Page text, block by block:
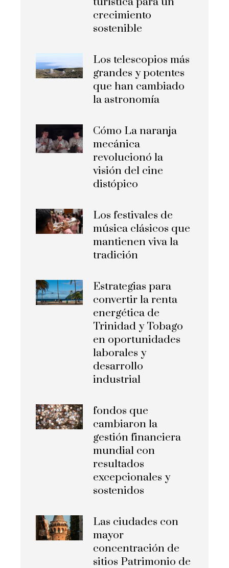
crecimiento
sostenible
Los telescopios más
grandes y potentes
que han cambiado
la astronomía
Cómo La naranja
mecánica
revolucionó la
visión del cine
distópico
Los festivales de
música clásicos que
mantienen viva la
tradición
Estrategias para
convertir la renta
energética de
Trinidad y Tobago
en oportunidades
laborales y
desarrollo
industrial
fondos que
cambiaron la
gestión financiera
mundial con
resultados
excepcionales y
sostenidos
Las ciudades con
mayor
concentración de
sitios Patrimonio de